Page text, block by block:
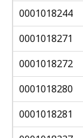
0001018244
0001018271
0001018272
0001018280
0001018281